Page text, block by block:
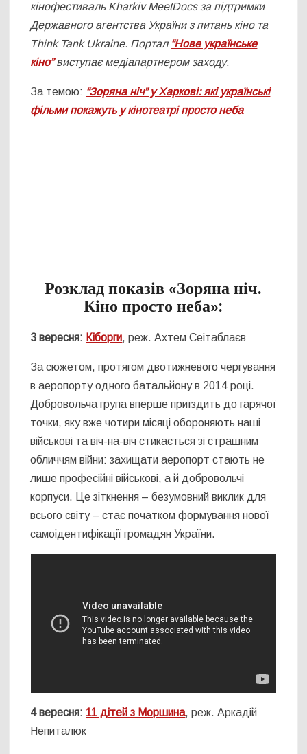
кінофестиваль Kharkiv MeetDocs за підтримки
Державного агентства України з питань кіно та
Think Tank Ukraine. Портал “Нове українське
кіно”виступає медіапартнером заходу.
За темою: “Зоряна ніч” у Харкові: які українські
фільми покажуть у кінотеатрі просто неба
Розклад показів «Зоряна ніч.
Кіно просто неба»:
3 вересня: Кіборги, реж. Ахтем Сеітаблаєв
За сюжетом, протягом двотижневого чергування
в аеропорту одного батальйону в 2014 році.
Добровольча група вперше приїздить до гарячої
точки, яку вже чотири місяці обороняють наші
військові та віч-на-віч стикається зі страшним
обличчям війни: захищати аеропорт стають не
лише професійні військові, а й добровольчі
корпуси. Це зіткнення – безумовний виклик для
всього світу – стає початком формування нової
самоідентифікації громадян України.
4 вересня: 11 дітей з Моршина, реж. Аркадій
Непиталюк